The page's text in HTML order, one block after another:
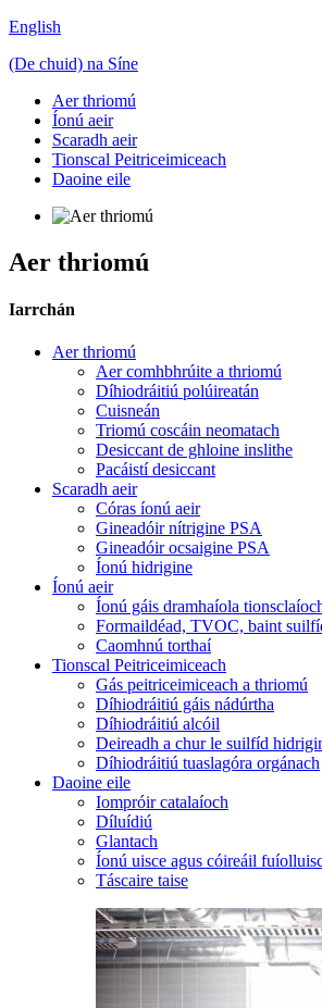
English
(De chuid) na Síne
Aer thriomú
Íonú aeir
Scaradh aeir
Tionscal Peitriceimiceach
Daoine eile
Aer thriomú
Iarrchán
Aer thriomú
Aer comhbhrúite a thriomú
Díhiodráitiú polúireatán
Cuisneán
Triomú coscáin neomatach
Desiccant de ghloine inslithe
Pacáistí desiccant
Scaradh aeir
Córas íonú aeir
Gineadóir nítrigine PSA
Gineadóir ocsaigine PSA
Íonú hidrigine
Íonú aeir
Íonú gáis dramhaíola
Formaildéad, TVOC, baint
Caomhnú torthaí
Tionscal Peitriceimiceach
Gás peitriceimiceach a thriomú
Díhiodráitiú gáis nádúrtha
Díhiodráitiú alcóil
Deireadh a chur le suilfíd
Díhiodráitiú tuaslagóra orgánach
Daoine eile
Iompróir catalaíoch
Díluídiú
Glantach
Íonú uisce agus cóireáil
Táscaire taise